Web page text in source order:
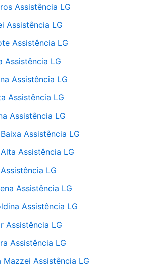
Assistência LG
Assistência LG
Assistência LG
Assistência LG
Assistência LG
Assistência LG
Assistência LG
Assistência LG
Assistência LG
LG
Assistência LG
Assistência LG
Assistência LG
Assistência LG
Mazzei Assistência LG